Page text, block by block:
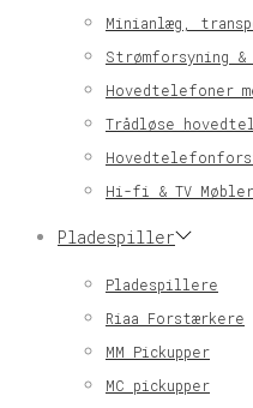
Minianlæg,
Strømforsyning &
Hovedtelefoner
Trådløse
Hi-fi & TV Møbler
Pladespiller
Pladespillere
Riaa Forstærkere
MM Pickupper
MC pickupper